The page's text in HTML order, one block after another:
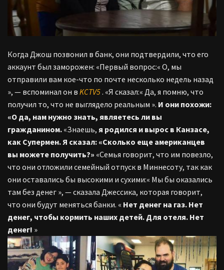
Когда Джош позвонил в банк, они подтвердили, что его
аккаунт был заморожен: «Первый вопрос:« О, мы
отправили вам кое-что по почте несколько недель назад
», — вспоминал он в KCTV5. «Я сказал:« Да, я помню, что
получил то, что не выглядело реальным ». И они похожи:
«О да, нам нужно знать, являетесь ли вы
гражданином. «Знаешь, я родился и вырос в Канзасе,
как Супермен. Я сказал: «Сколько еще американцев
вы можете получить?» «Семья говорит, что им повезло,
что они отложили семейный отпуск в Миннесоту, так как
они оставались бы высокими и сухими:« Мы бы оказались
там без денег », — сказала Джессика, которая говорит,
что они будут меняться банки. « Нет денег на газ. Нет
денег, чтобы кормить наших детей. Для отеля. Нет
денег! »